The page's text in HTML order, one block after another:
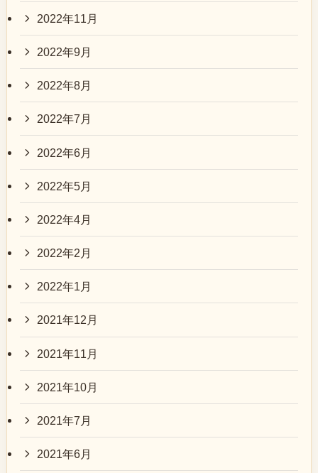
2022年11月
2022年9月
2022年8月
2022年7月
2022年6月
2022年5月
2022年4月
2022年2月
2022年1月
2021年12月
2021年11月
2021年10月
2021年7月
2021年6月